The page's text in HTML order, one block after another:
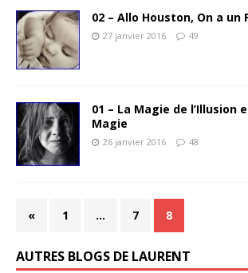
02 – Allo Houston, On a un
27 janvier 2016 49
01 – La Magie de l’Illusion
Magie
26 janvier 2016 48
« 1 … 7 8
AUTRES BLOGS DE LAURENT